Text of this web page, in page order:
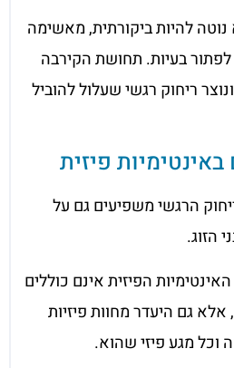
להיות ביקורתית, מאשימה
בעיות. תחושת הקירבה
ריחוק רגשי שעלול להוביל
פיזית
הרגשי משפיעים גם על
הזוג.
הפיזית אינם כוללים
אלא גם היעדר מחוות פיזיות
וכל מגע פיזי שהוא.